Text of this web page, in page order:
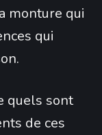
monture qui
qui
quels sont
de ces